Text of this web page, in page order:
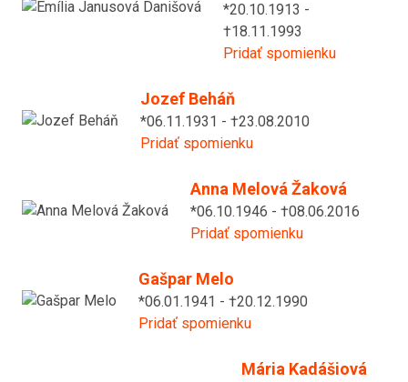
*20.10.1913 -
†18.11.1993
Pridať spomienku
Jozef Beháň
*06.11.1931 - †23.08.2010
Pridať spomienku
Anna Melová Žaková
*06.10.1946 - †08.06.2016
Pridať spomienku
Gašpar Melo
*06.01.1941 - †20.12.1990
Pridať spomienku
Mária Kadášiová